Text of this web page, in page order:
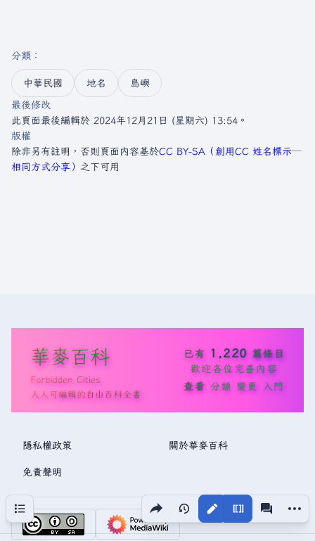
分享此頁面
視圖 更多
目次
分類 ：​
中華民國 地名
島嶼
最後修改
此頁面最後編輯於 2024年12月21日 (星期六) 13:54。
版權
除非另有註明，否則頁面內容基於CC BY-SA（創用CC 姓名標示─
相同方式分享） 之下可用
華麥百科
Forbidden Cities
人人可編輯的自由百科全書
已有 1,220 篇條目
歡迎各位完善內容
查看 分類 變更 入門
隱私權政策 關於華麥百科
免責聲明